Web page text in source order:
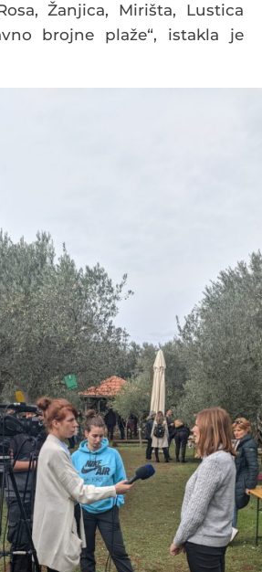
Žanjica, Mirišta, Lustica
brojne plaže“, istakla je